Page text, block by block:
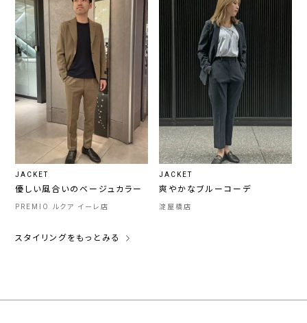
JACKET
優しい風合いのベージュカラー
PREMIO ルクア イーレ店
JACKET
爽やかなブルーコーデ
淀屋橋店
スタイリングをもっとみる